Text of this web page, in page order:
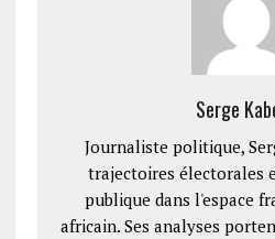
Serge
Journaliste politique,
trajectoires électorales
publique dans l'espace
africain. Ses analyses